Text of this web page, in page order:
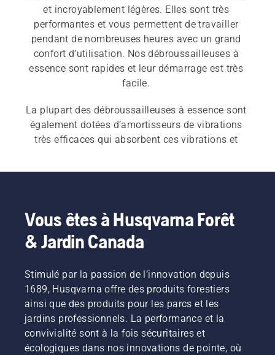
et incroyablement légères. Elles sont très
performantes et vous permettent de travailler
pendant de nombreuses heures avec un grand
confort d’utilisation. Nos débroussailleuses à
essence sont rapides et leur démarrage est très
La plupart des débroussailleuses à essence sont
également dotées d’amortisseurs de vibrations
très efficaces qui absorbent ces vibrations et
mains. Découvrez nos débroussailleuses
Vous êtes à Husqvarna Forêt
& Jardin Canada
Stimulé par la passion de l’innovation depuis
1689, Husqvarna offre des produits forestiers
ainsi que des produits pour les parcs et les
jardins professionnels. La performance et la
convivialité sont à la fois sécuritaires et
écologiques dans nos innovations de pointe, où